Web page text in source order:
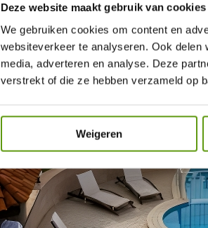
Deze website maakt gebruik van cookies
We gebruiken cookies om content en
websiteverkeer te analyseren. Ook
media, adverteren en analyse. Deze
verstrekt of die ze hebben verzameld op
Weigeren